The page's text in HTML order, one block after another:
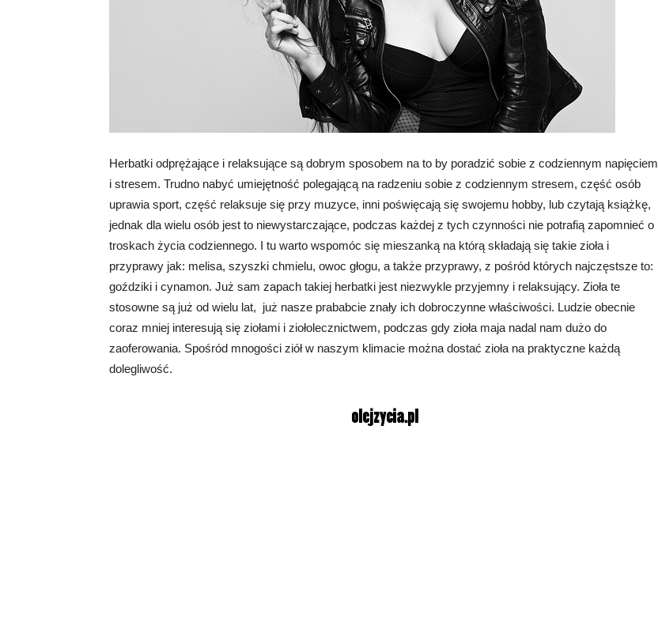
Herbatki odprężające i relaksujące są dobrym sposobem na to by poradzić sobie z codziennym napięciem
i stresem. Trudno nabyć umiejętność polegającą na radzeniu sobie z codziennym stresem, część osób
uprawia sport, część relaksuje się przy muzyce, inni poświęcają się swojemu hobby, lub czytają książkę,
jednak dla wielu osób jest to niewystarczające, podczas każdej z tych czynności nie potrafią zapomnieć o
troskach życia codziennego. I tu warto wspomóc się mieszanką na którą składają się takie zioła i
przyprawy jak: melisa, szyszki chmielu, owoc głogu, a także przyprawy, z pośród których najczęstsze to:
goździki i cynamon. Już sam zapach takiej herbatki jest niezwykle przyjemny i relaksujący. Zioła te
stosowne są już od wielu lat, już nasze prababcie znały ich dobroczynne właściwości. Ludzie obecnie
coraz mniej interesują się ziołami i ziołolecznictwem, podczas gdy zioła maja nadal nam dużo do
zaoferowania. Spośród mnogości ziół w naszym klimacie można dostać zioła na praktyczne każdą
dolegliwość.